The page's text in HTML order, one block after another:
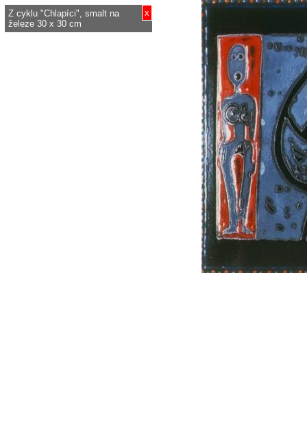
x
Z cyklu "Chlapíci", smalt na
železe 30 x 30 cm